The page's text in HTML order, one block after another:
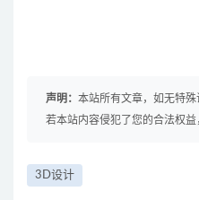
声明： 本站所有文章，如无特殊
若本站内容侵犯了您的合法权益
3D设计